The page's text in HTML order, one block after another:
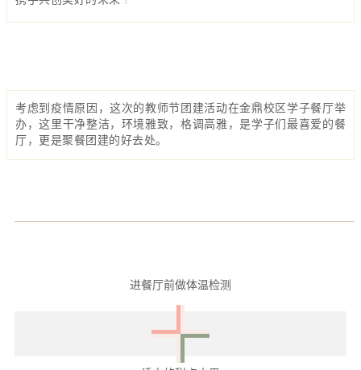
考虑到疫情原因，这次的教师节团建活动在金鼎校区学子餐厅举
办，这里干净整洁，环境雅致，格调高雅，是学子们最喜爱的餐
厅，更是聚餐团建的好去处。
进餐厅前做体温检测